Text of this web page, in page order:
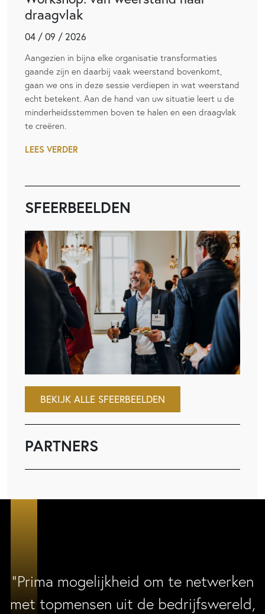
draagvlak
04 / 09 / 2026
Aangezien in bijna elke organisatie transformaties
gaande zijn en daarbij vaak weerstand bovenkomt,
gaan we ons in deze sessie verdiepen in wat weerstand
echt betekent. Aan de hand van uw situatie leert u de
minderheidsstemmen boven te halen en een draagvlak
te creëren.
LEES VERDER
SFEERBEELDEN
BEKIJK ALLE SFEERBEELDEN
PARTNERS
“Prima mogelijkheid om te netwerken
met topmensen uit de bedrijfswereld,